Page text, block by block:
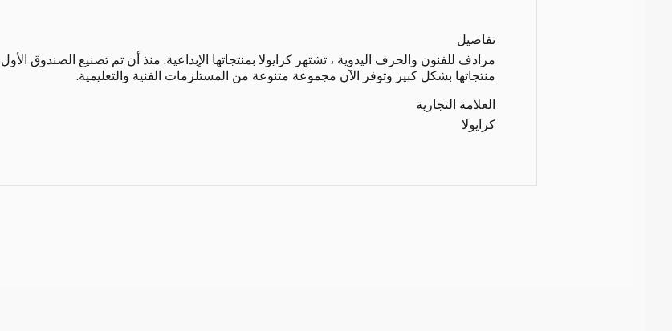
تفاصيل
منتجاتها بشكل كبير وتوفر الآن مجموعة متنوعة من المستلزمات الفنية والتعليمية.
العلامة التجارية
كرايولا